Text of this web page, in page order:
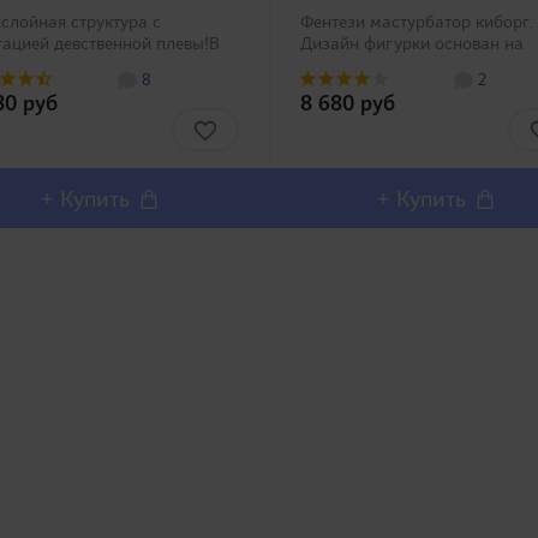
структура с
девственной плевы!В
японских производителей
материала
супербезо..
8
руб
+ Купить
Фентези мастурбатор киборг.
Дизайн фигурки основан на
аниматором Deino, на основе
анимационного вокального
(Vocaloid) айдола Хатсуне
воспроизводится ..
2
8 680 руб
+ Купить